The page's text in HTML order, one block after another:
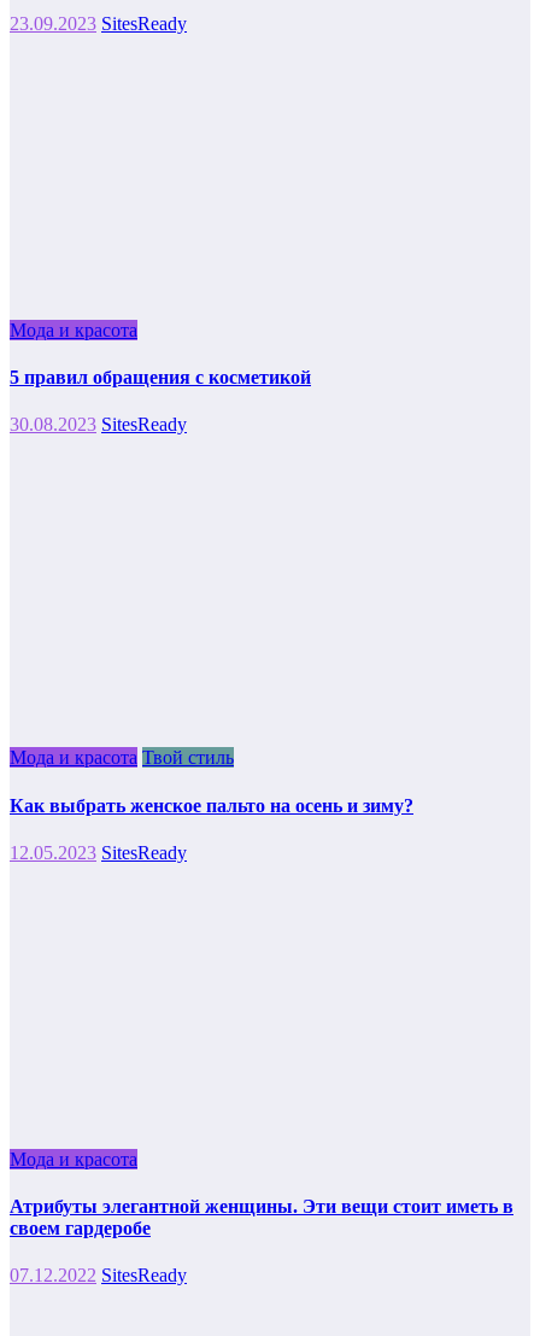
23.09.2023 SitesReady
Мода и красота
5 правил обращения с косметикой
30.08.2023 SitesReady
Мода и красота Твой стиль
Как выбрать женское пальто на осень и зиму?
12.05.2023 SitesReady
Мода и красота
Атрибуты элегантной женщины. Эти вещи стоит иметь в
своем гардеробе
07.12.2022 SitesReady